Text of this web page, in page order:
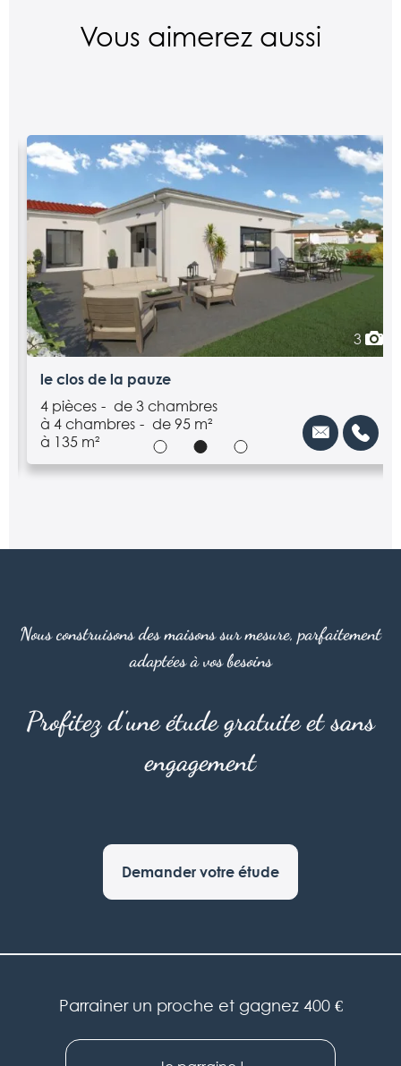
Vous aimerez aussi
3
le clos de la pauze
4 pièces
de 3 chambres
à 4 chambres
de 95 m²
à 135 m²
Nous construisons des maisons sur mesure, parfaitement
adaptées à vos besoins
Profitez d'une étude gratuite et sans
engagement
Demander votre étude
Parrainer un proche et gagnez 400 €